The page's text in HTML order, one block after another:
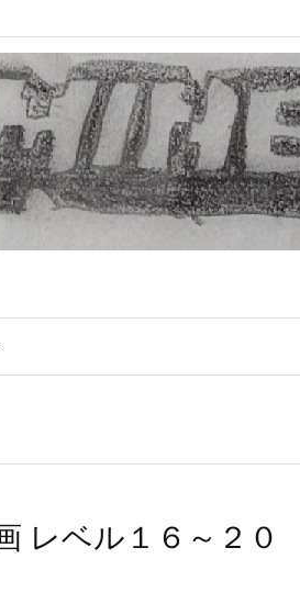
レベル１６～２０